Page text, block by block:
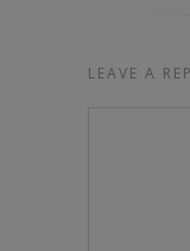
LEAVE A